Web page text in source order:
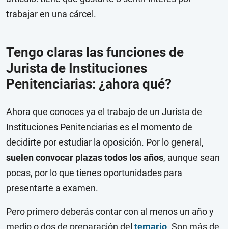
trabajar en una cárcel.
Tengo claras las funciones de
Jurista de Instituciones
Penitenciarias: ¿ahora qué?
Ahora que conoces ya el trabajo de un Jurista de
Instituciones Penitenciarias es el momento de
decidirte por estudiar la oposición. Por lo general,
suelen convocar plazas todos los años, aunque sean
pocas, por lo que tienes oportunidades para
presentarte a examen.
Pero primero deberás contar con al menos un año y
medio o dos de preparación del temario. Son más de